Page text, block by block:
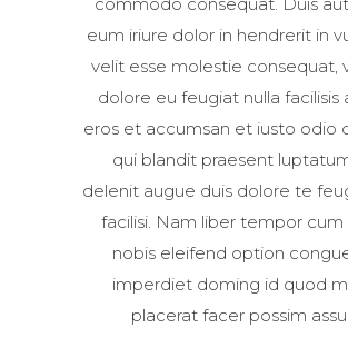
eum iriure dolor in hendrerit in
velit esse molestie consequat,
dolore eu feugiat nulla facilisis
eros et accumsan et iusto odio
qui blandit praesent
delenit augue duis dolore te
facilisi. Nam liber tempor cum
nobis eleifend option
imperdiet doming id quod
placerat facer possim